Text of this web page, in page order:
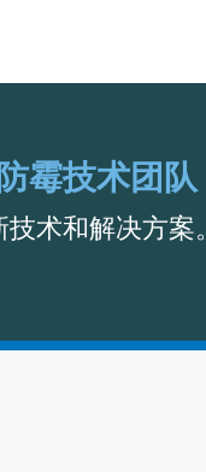
霉技术团队
术和解决方案。